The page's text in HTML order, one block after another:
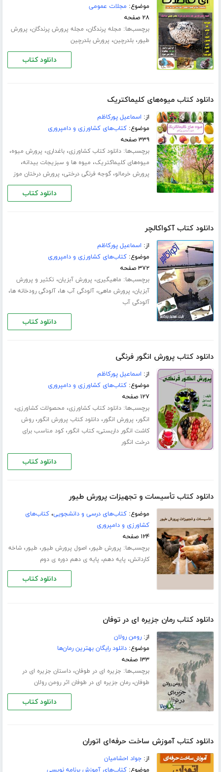
موضوع: مجلات عمومی
۲۸ صفحه
برچسب‌ها: مجله پرندگان، مجله پرورش پرندگان، پرورش
طیور،بلدرچین، پرورش بلدرچین
دانلود کتاب
دانلود کتاب میوه‌های کلیماکتریک
از: اسماعیل پورکاظم
موضوع:کتاب‌های کشاورزی و دامپروری
۳۳۹ صفحه
برچسب‌ها:دانلود کتاب کشاورزی،باغداری، پرورش میوه،
میوه‌های کلیماکتریک، میوه ها و سبزیجات بیدانه،
پرورش خرمالو،گوجه فرنگی درختی، پرورش درختان موز
دانلود کتاب
دانلود کتاب آکواکالچر
از: اسماعیل پورکاظم
موضوع:کتاب‌های کشاورزی و دامپروری
۳۷۲ صفحه
برچسب‌ها: ماهیگیری، پرورش آبزیان، تکثیر و پرورش
آبزیان، پرورش ماهی،آلودگی آب ها،آلودگی رودخانه ها،
آلودگی آب
دانلود کتاب
دانلود کتاب پرورش انگور فرنگی
از: اسماعیل پورکاظم
موضوع:کتاب‌های کشاورزی و دامپروری
۱۲۷ صفحه
برچسب‌ها:دانلود کتاب کشاورزی، محصولات کشاورزی،
انگور، پرورش انگور،دانلود کتاب پرورش انگور،روش
کاشت انگور داربستی،کتاب انگور،کود مناسب برای
درخت انگور
دانلود کتاب
دانلود کتاب تأسیسات و تجهیزات پرورش طیور
موضوع:کتاب‌های درسی و دانشجویی،کتاب‌های
کشاورزی و دامپروری
۱۲۴ صفحه
برچسب‌ها: پرورش طیور، اصول پرورش طیور، طیور،شاخه
کاردانش، پایه دهم، پایه ی دهم دوره ی دوم
دانلود کتاب
دانلود کتاب رمان جزیره ای در توفان
از:رومن رولان
موضوع:دانلود رایگان بهترین رمان‌ها
۱۳۳ صفحه
برچسب‌ها: جزیره ای در طوفان،داستان جزیره ای در
طوفان،رمان جزیره ای در طوفان اثر رومن رولان
دانلود کتاب
دانلود کتاب آموزش ساخت حرفه‌ای اتوران
از:جواد احشامیان
موضوع:کتاب‌های آموزش برنامه نویسی